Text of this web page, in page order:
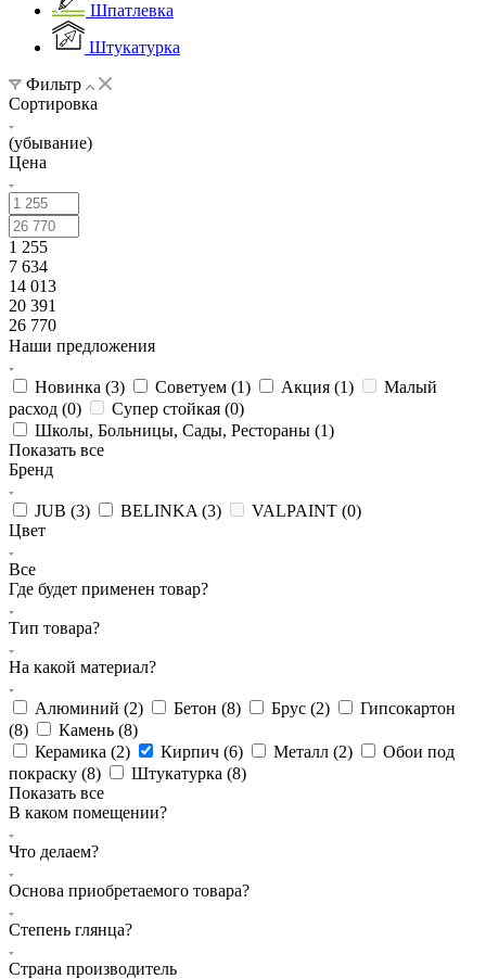
Шпатлевка
Штукатурка
Фильтр
Сортировка
(убывание)
Цена
1 255
7 634
14 013
20 391
26 770
Наши предложения
Новинка (3) Советуем (1) Акция (1)
Малый
расход (0) Супер стойкая (0)
Школы, Больницы, Сады, Рестораны (1)
Показать все
Бренд
JUB (3) BELINKA (3) VALPAINT (0)
Цвет
Все
Где будет применен товар?
Тип товара?
На какой материал?
Алюминий (2) Бетон (8) Брус (2)
Гипсокартон
(8) Камень (8)
Керамика (2) Кирпич (6) Металл (2)
Обои под
покраску (8) Штукатурка (8)
Показать все
В каком помещении?
Что делаем?
Основа приобретаемого товара?
Степень глянца?
Страна производитель